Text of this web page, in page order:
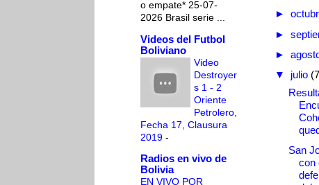
o empate* 25-07-
2026 Brasil serie ...
Videos del Futbol
Boliviano
Video
Destroyer
s 1 - 2
Oriente
Petrolero,
Fecha 17, Clausura
2019 -
Radios en vivo de
Bolivia
EN VIVO POR
►
►
►
▼ julio
San
con